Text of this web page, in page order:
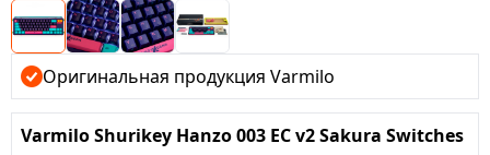
Оригинальная продукция Varmilo
Varmilo Shurikey Hanzo 003 EC v2 Sakura Switches